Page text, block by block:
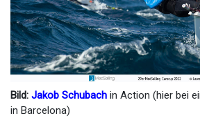
Bild: Jakob Schubach in Action (hier bei
in Barcelona)